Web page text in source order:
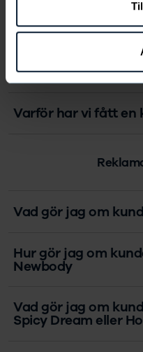
Vad gör jag om det
faktura?
Varför har vi fått en
Vad gör jag om
Hur gör jag om
Newbody
Vad gör jag om
Spicy Dream eller